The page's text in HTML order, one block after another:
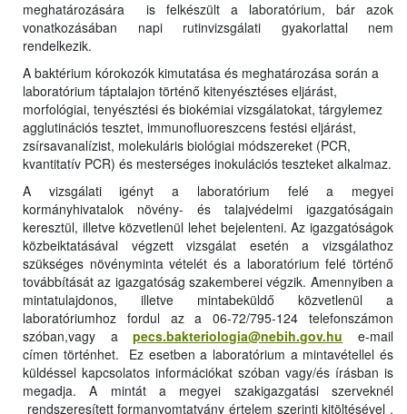
meghatározására is felkészült a laboratórium, bár azok
vonatkozásában napi rutinvizsgálati gyakorlattal nem
rendelkezik.
A baktérium kórokozók kimutatása és meghatározása során a
laboratórium táptalajon történő kitenyésztéses eljárást,
morfológiai, tenyésztési és biokémiai vizsgálatokat, tárgylemez
agglutinációs tesztet, immunofluoreszcens festési eljárást,
zsírsavanalízist, molekuláris biológiai módszereket (PCR,
kvantitatív PCR) és mesterséges inokulációs teszteket alkalmaz.
A vizsgálati igényt a laboratórium felé a megyei
kormányhivatalok növény- és talajvédelmi igazgatóságain
keresztül, illetve közvetlenül lehet bejelenteni. Az igazgatóságok
közbeiktatásával végzett vizsgálat esetén a vizsgálathoz
szükséges növényminta vételét és a laboratórium felé történő
továbbítását az igazgatóság szakemberei végzik. Amennyiben a
mintatulajdonos, illetve mintabeküldő közvetlenül a
laboratóriumhoz fordul az a06-72/795-124 telefonszámon
szóban,vagy apecs.bakteriologia@nebih.gov.hu e-mail
címen történhet. Ez esetben a laboratórium a mintavétellel és
küldéssel kapcsolatos információkat szóban vagy/és írásban is
megadja. A mintát a megyei szakigazgatási szerveknél
rendszeresített formanyomtatvány értelem szerinti kitöltésével ,